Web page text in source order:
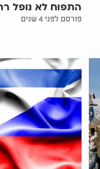
התפוח לא נופל
פורסם לפני 4 שנים